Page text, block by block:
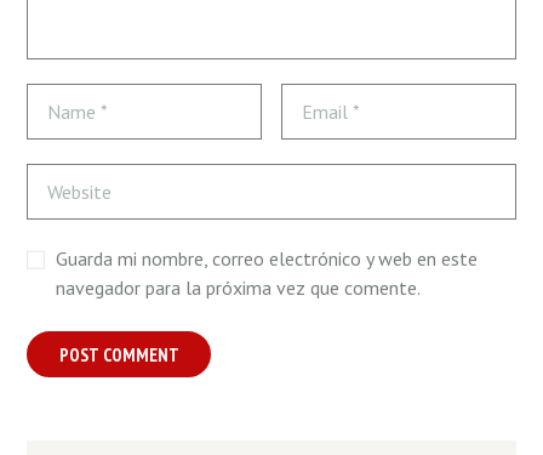
Guarda mi nombre, correo electrónico y web en este
navegador para la próxima vez que comente.